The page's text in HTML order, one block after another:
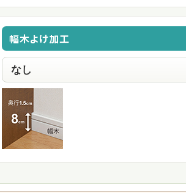
幅木よけ加工